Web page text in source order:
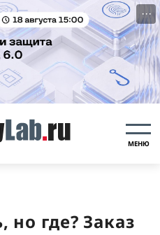
···
МЕНЮ
но где? Заказ